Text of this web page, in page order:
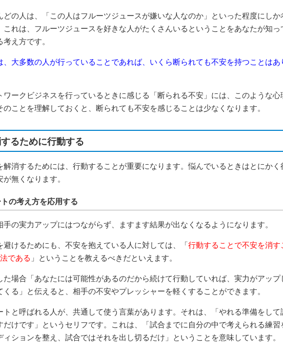
どの人は、「この人はフルーツジュースが嫌いな人なのか」といった程度にしか
これは、フルーツジュースを好きな人がたくさんいるということをあなたが知っ
え方です。
、大多数の人が行っていることであれば、いくら断られても不安を持つことはあ
ワークビジネスを行っているときに感じる「断られる不安」には、このような心
のことを理解しておくと、断られても不安を感じることは少なくなります。
るために行動する
解消するためには、行動することが重要になります。悩んでいるときはとにかく
無くなります。
の考え方を応用する
手の実力アップにはつながらず、ますます結果が出なくなるようになります。
避けるためにも、不安を抱えている人に対しては、「行動することで不安を消す
である 」ということを教えるべきだといえます。
た場合「あなたには可能性があるのだから続けて行動していれば、実力がアップ
くる」と伝えると、相手の不安やプレッシャーを軽くすることができます。
トと呼ばれる人が、共通して使う言葉があります。それは、「やれる準備をして
だけです」というセリフです。これは、「試合までに自分の中で考えられる練習
ィションを整え、試合ではそれを出し切るだけ」ということを意味しています。